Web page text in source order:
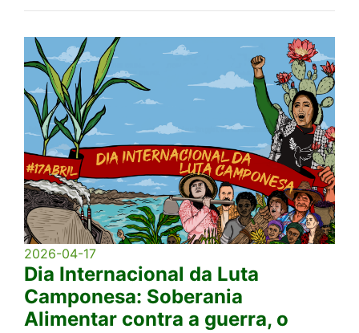
2026-04-17
Dia Internacional da Luta
Camponesa: Soberania
Alimentar contra a guerra, o